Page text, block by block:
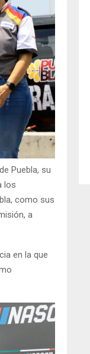
Puebla, su
los
como sus
a
en la que